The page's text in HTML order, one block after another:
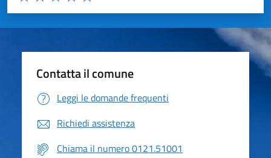
Valuta 5 stelle su 5
Valuta 4 stelle su 5
Valuta 3 stelle su 5
Valuta 2 stelle su 5
Valuta 1 stelle su 5
Contatta il comune
Leggi le domande frequenti
Richiedi assistenza
Chiama il numero 0121.51001